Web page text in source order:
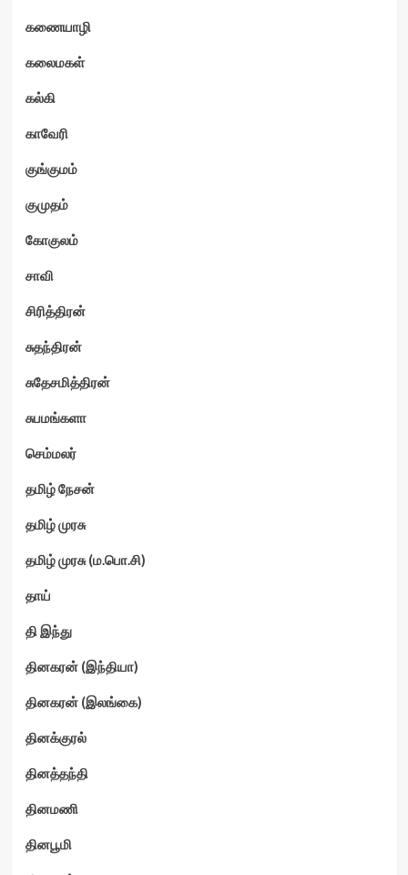
கணையாழி
கலைமகள்
கல்கி
காவேரி
குங்குமம்
குமுதம்
கோகுலம்
சாவி
சிரித்திரன்
சுதந்திரன்
சுதேசமித்திரன்
சுபமங்களா
செம்மலர்
தமிழ் நேசன்
தமிழ் முரசு
தமிழ் முரசு (ம.பொ.சி)
தாய்
தி இந்து
தினகரன் (இந்தியா)
தினகரன் (இலங்கை)
தினக்குரல்
தினத்தந்தி
தினமணி
தினபூமி